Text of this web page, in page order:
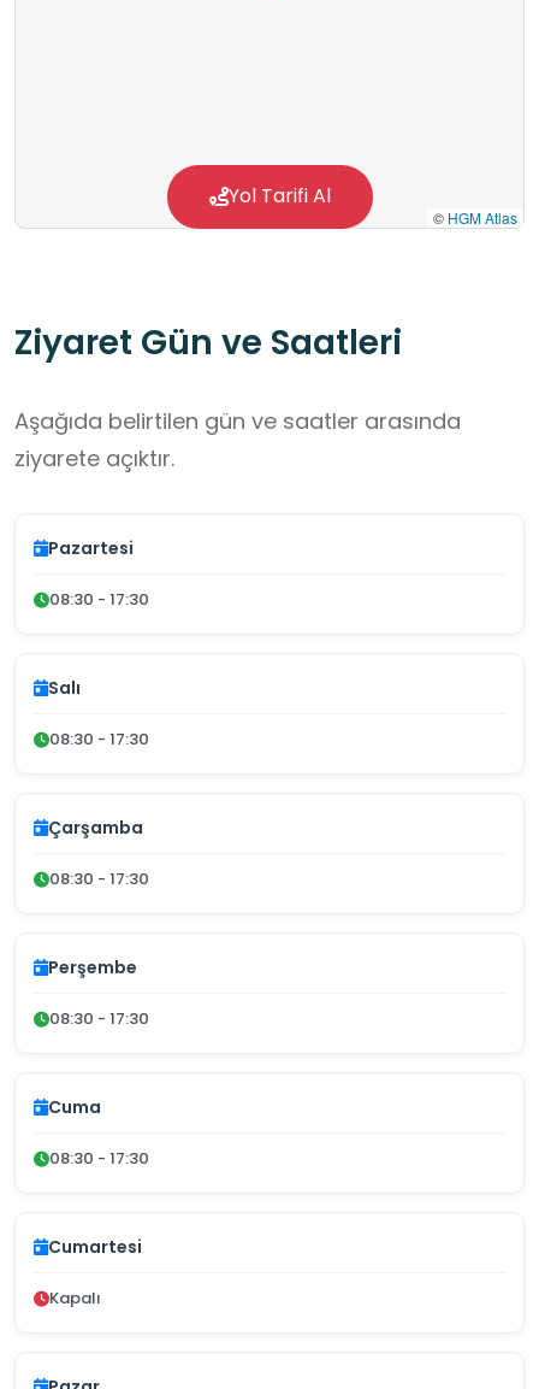
© HGM Atlas
Yol Tarifi Al
Ziyaret Gün ve Saatleri
Aşağıda belirtilen gün ve saatler arasında
ziyarete açıktır.
Pazartesi
08:30 - 17:30
Salı
08:30 - 17:30
Çarşamba
08:30 - 17:30
Perşembe
08:30 - 17:30
Cuma
08:30 - 17:30
Cumartesi
Kapalı